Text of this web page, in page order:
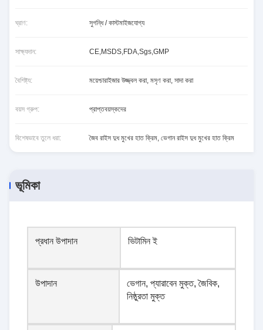
ঘ্রাণ: সুগন্ধি / কাস্টমাইজযোগ্য
সাক্ষ্যদান: CE,MSDS,FDA,Sgs,GMP
বৈশিষ্ট্য: ময়েশ্চারাইজার উজ্জ্বল করা, মসৃণ করা, সাদা করা
বয়স গ্রুপ: প্রাপ্তবয়স্কদের
বিশেষভাবে তুলে ধরা: জৈব রাইস দুধ মুখের হাত ক্রিম, ভেগান রাইস দুধ মুখের হাত ক্রিম
ভূমিকা
প্রধান উপাদান ভিটামিন ই
উপাদান
ভেগান, প্যারাবেন মুক্ত, জৈবিক,
নিষ্ঠুরতা মুক্ত